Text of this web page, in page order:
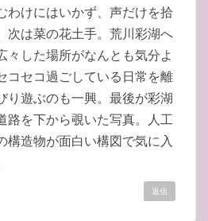
わけにはいかず、声だけを拾
次は菜の花土手。荒川彩湖へ
々した場所がなんとも気分よ
コセコ過ごしている日常を離
り遊ぶのも一興。最後が彩湖
路を下から覗いた写真。人工
構造物が面白い構図で気に入
返信